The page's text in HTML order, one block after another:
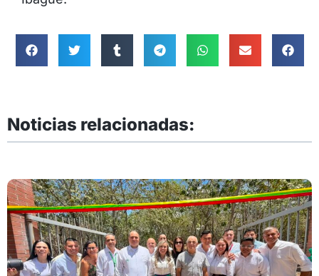
Noticias relacionadas: